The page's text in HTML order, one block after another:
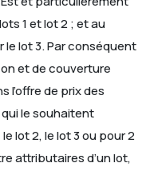
1et lot 2 ; et au
le lot 3. Par conséquent
et decouverture
l’offre de prix des
le souhaitent
lot 2, le lot 3 ou pour 2
attributaires d’un lot,